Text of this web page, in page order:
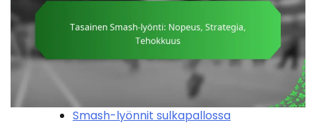
Smash-lyönnit sulkapallossa